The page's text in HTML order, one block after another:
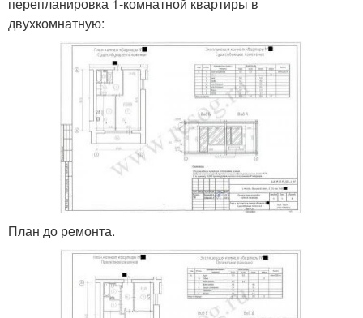
перепланировка 1-комнатной квартиры в
двухкомнатную:
План до ремонта.